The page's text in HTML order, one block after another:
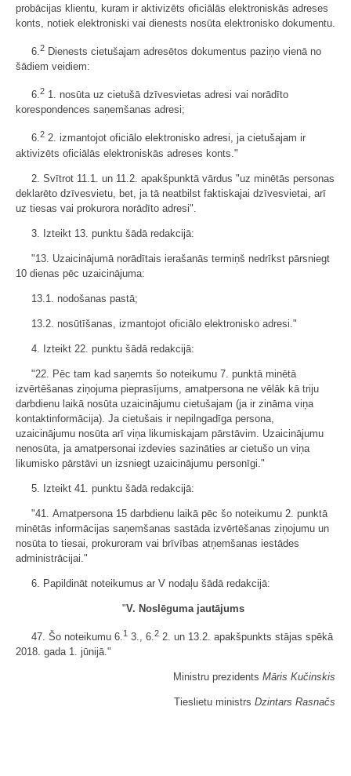
probācijas klientu, kuram ir aktivizēts oficiālās elektroniskās adreses
konts, notiek elektroniski vai dienests nosūta elektronisko dokumentu.
6. 2 Dienests cietušajam adresētos dokumentus paziņo vienā no
šādiem veidiem:
6.2 1. nosūta uz cietušā dzīvesvietas adresi vai norādīto
korespondences saņemšanas adresi;
6.2 2. izmantojot oficiālo elektronisko adresi, ja cietušajam ir
aktivizēts oficiālās elektroniskās adreses konts."
2. Svītrot 11.1. un 11.2. apakšpunktā vārdus "uz minētās personas
deklarēto dzīvesvietu, bet, ja tā neatbilst faktiskajai dzīvesvietai, arī
uz tiesas vai prokurora norādīto adresi".
3. Izteikt 13. punktu šādā redakcijā:
"13. Uzaicinājumā norādītais ierašanās termiņš nedrīkst pārsniegt
10 dienas pēc uzaicinājuma:
13.1. nodošanas pastā;
13.2. nosūtīšanas, izmantojot oficiālo elektronisko adresi."
4. Izteikt 22. punktu šādā redakcijā:
"22. Pēc tam kad saņemts šo noteikumu 7. punktā minētā
izvērtēšanas ziņojuma pieprasījums, amatpersona ne vēlāk kā triju
darbdienu laikā nosūta uzaicinājumu cietušajam (ja ir zināma viņa
kontaktinformācija). Ja cietušais ir nepilngadīga persona,
uzaicinājumu nosūta arī viņa likumiskajam pārstāvim. Uzaicinājumu
nenosūta, ja amatpersonai izdevies sazināties ar cietušo un viņa
likumisko pārstāvi un izsniegt uzaicinājumu personīgi."
5. Izteikt 41. punktu šādā redakcijā:
"41. Amatpersona 15 darbdienu laikā pēc šo noteikumu 2. punktā
minētās informācijas saņemšanas sastāda izvērtēšanas ziņojumu un
nosūta to tiesai, prokuroram vai brīvības atņemšanas iestādes
administrācijai."
6. Papildināt noteikumus ar V nodaļu šādā redakcijā:
"V. Noslēguma jautājums
47. Šo noteikumu 6. 1 3., 6. 2 2. un 13.2. apakšpunkts stājas spēkā
2018. gada 1. jūnijā."
Ministru prezidents Māris Kučinskis
Tieslietu ministrs Dzintars Rasnačs